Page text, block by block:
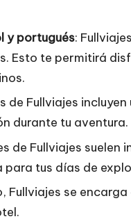
y portugués:
Esto te permitirá
de Fullviajes
durante tu aventura.
de Fullviajes suelen
tus días de
Fullviajes se